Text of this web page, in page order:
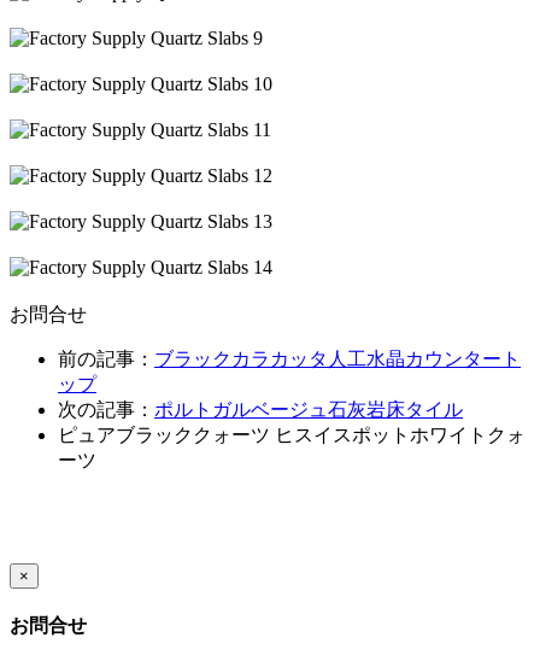
お問合せ
前の記事： ブラックカラカッタ人工水晶カウンタート
ップ
次の記事： ポルトガルベージュ石灰岩床タイル
ピュアブラッククォーツ ヒスイスポットホワイトクォ
ーツ
×
お問合せ